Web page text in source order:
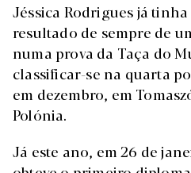
Jéssica Rodrigues já
resultado de sempre de
numa prova da Taça do
classificar-se na quarta
em dezembro, em
Polónia.
Já este ano, em 26 de